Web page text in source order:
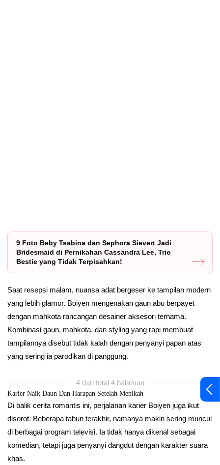
9 Foto Beby Tsabina dan Sephora Sievert Jadi
Bridesmaid di Pernikahan Cassandra Lee, Trio
Bestie yang Tidak Terpisahkan!
Saat resepsi malam, nuansa adat bergeser ke tampilan modern
yang lebih glamor. Boiyen mengenakan gaun abu berpayet
dengan mahkota rancangan desainer aksesori ternama.
Kombinasi gaun, mahkota, dan styling yang rapi membuat
tampilannya disebut tidak kalah dengan penyanyi papan atas
yang sering ia parodikan di panggung.
4 dari total 4 halaman
Karier Naik Daun Dan Harapan Setelah Menikah
Di balik cerita romantis ini, perjalanan karier Boiyen juga ikut
disorot. Beberapa tahun terakhir, namanya makin sering muncul
di berbagai program televisi. Ia tidak hanya dikenal sebagai
komedian, tetapi juga penyanyi dangdut dengan karakter suara
khas.